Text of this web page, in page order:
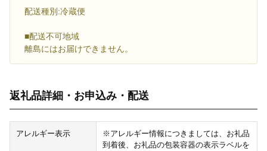
配送種別:冷蔵便
■配送不可地域
離島にはお届けできません。
返礼品詳細・お申込み・配送
アレルギー表示
※アレルギー情報につきましては、お礼品
到着後、お礼品の包装容器の表示ラベルを